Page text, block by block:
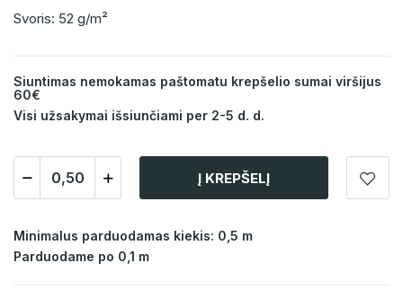
Svoris: 52 g/m²
Siuntimas nemokamas paštomatu krepšelio sumai viršijus
60€
Visi užsakymai išsiunčiami per 2-5 d. d.
Į KREPŠELĮ
Minimalus parduodamas kiekis: 0,5 m
Parduodame po 0,1 m